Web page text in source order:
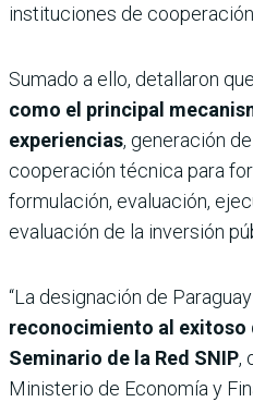
instituciones de
Sumado a ello, detallaron que
como el principal
experiencias, generación
cooperación técnica para
formulación, evaluación,
evaluación de la inversión
“La designación de Paraguay
reconocimiento al exitoso
Seminario de la Red SNIP,
Ministerio de Economía y